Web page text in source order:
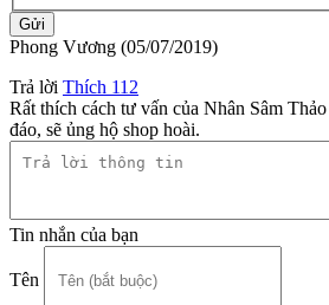
Phong Vương (05/07/2019)
Trả lời Thích 112
Rất thích cách tư vấn của Nhân Sâm
đáo, sẽ ủng hộ shop hoài.
Tin nhắn của bạn
Tên